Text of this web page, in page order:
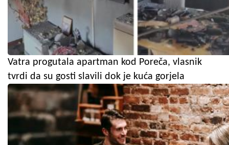
Vatra progutala apartman kod Poreča, vlasnik
tvrdi da su gosti slavili dok je kuća gorjela